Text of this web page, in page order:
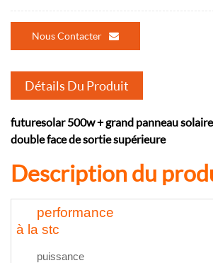
Nous Contacter
Détails Du Produit
futuresolar 500w + grand panneau
double face de sortie supérieure
Description du
performance
à la stc
puissance